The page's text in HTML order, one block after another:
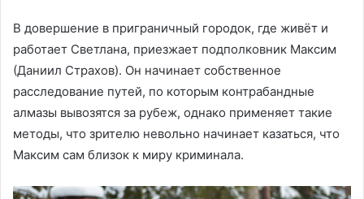
В довершение в приграничный городок, где живёт и
работает Светлана, приезжает подполковник Максим
(Даниил Страхов). Он начинает собственное
расследование путей, по которым контрабандные
алмазы вывозятся за рубеж, однако применяет такие
методы, что зрителю невольно начинает казаться, что
Максим сам близок к миру криминала.